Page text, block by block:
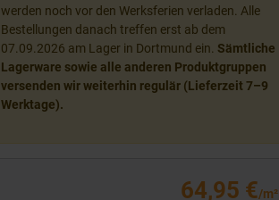
werden noch vor den Werksferien verladen. Alle
Bestellungen danach treffen erst ab dem
07.09.2026 am Lager in Dortmund ein. Sämtliche
Lagerware sowie alle anderen Produktgruppen
versenden wir weiterhin regulär (Lieferzeit 7–9
Werktage).
64,95 €/m²